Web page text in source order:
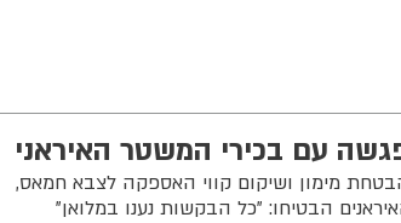
עם בכירי המשטר האיראני
מימון ושיקום קווי האספקה לצבא חמאס,
הבטיחו: "כל הבקשות נענו במלואן"